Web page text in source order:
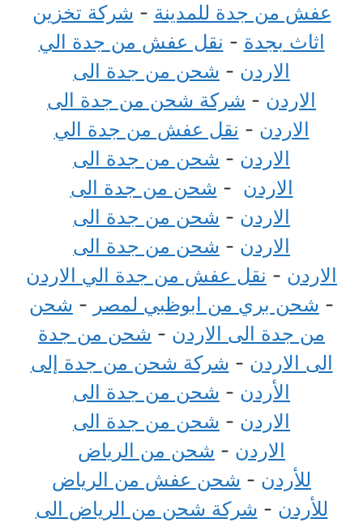
عفش من جدة للمدينة - شركة تخزين
اثاث بجدة - نقل عفش من جدة الي
الاردن - شحن من جدة الى
الاردن - شركة شحن من جدة الى
الاردن - نقل عفش من جدة الي
الاردن - شحن من جدة الى
الاردن - شحن من جدة الى
الاردن - شحن من جدة الى
الاردن - شحن من جدة الى
الاردن - نقل عفش من جدة الي الاردن
- شحن بري من ابوظبي لمصر - شحن
من جدة الى الاردن - شحن من جدة
الى الاردن - شركة شحن من جدة إلى
الأردن - شحن من جدة الى
الاردن - شحن من جدة الى
الاردن - شحن من الرياض
للأردن - شحن عفش من الرياض
للأردن - شركة شحن من الرياض الى